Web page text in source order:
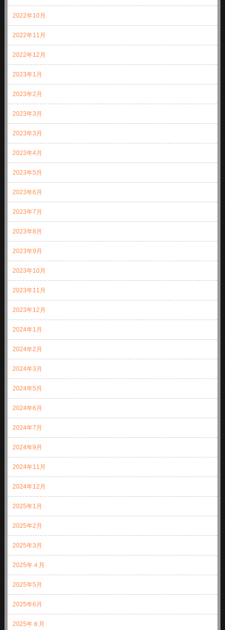
2022年10月
2022年11月
2022年12月
2023年1月
2023年2月
2023年3月
2023年3月
2023年4月
2023年5月
2023年6月
2023年7月
2023年8月
2023年9月
2023年10月
2023年11月
2023年12月
2024年1月
2024年2月
2024年3月
2024年5月
2024年6月
2024年7月
2024年9月
2024年11月
2024年12月
2025年1月
2025年2月
2025年3月
2025年４月
2025年5月
2025年6月
2025年８月